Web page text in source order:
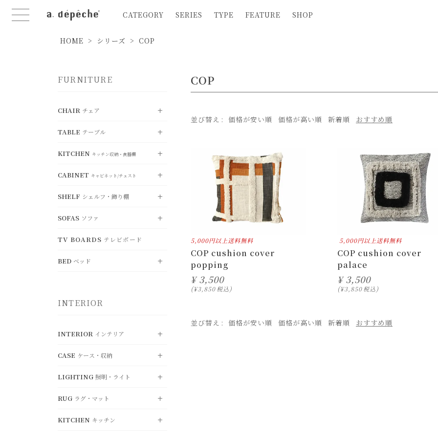
CATEGORY SERIES TYPE FEATURE SHOP
HOME シリーズ COP
FURNITURE
CHAIR チェア
VIEW ALL すべて見る
DINING CHAIR ダイニングチェア
STOOL スツール
COUNTER CHAIR カウンターチェア
FOLDING CHAIR 折り畳みチェア
BENCH ベンチ
OFFICE CHAIR
CHAIR OTTOMAN
TABLE テーブル
VIEW ALL すべて見る
DINING TABLE ダイニングテーブル
LIVING TABLE リビングテーブル
SIDE TABLE
DESK デスク
FOLDING TABLE 折り畳みテーブル
KITCHEN キッチン収納・食器棚
VIEW ALL すべて見る
KITCHEN BOARD キッチンボード
COUNTER BOARD
カウンターボー
CABINET キャビネット/チェスト
VIEW ALL すべて見る
CABINET キャビネット
CHEST チェスト
WARDROBE
SHELF シェルフ・飾り棚
VIEW ALL
SHELF シェルフ
BOXSHELF
UMBRELLASTAND
SOFAS ソファ
VIEW ALL すべて見る
SINGLE SOFA
TRIPLE SOFA
TV BOARDS テレビボード
BED ベッド
SINGLE BED
INTERIOR
INTERIOR インテリア
VIEW ALL すべて見る
CUSHION クッション・カバー
MIRROR ミラー
OBJET ディスプレイ・オブジェ
CASE ケース・収納
VIEW ALL すべて見る
STORAGE 収納ボックス
BASKET バスケット
LIGHTING 照明・ライト
VIEW ALL すべて見る
PENDANT LIGHT
ペンダントライ
RUG ラグ・マット
VIEW ALL すべて見る
KITCHEN キッチン
COP
並び替え 価格が安い順 価格が高い順 新着順 おすすめ順
5,000円以上送料無料
COP cushion cover
popping
¥ 3,500
¥3,850税込
5,000円以上送料無料
COP cushion cover
palace
¥ 3,500
¥3,850税込
並び替え 価格が安い順 価格が高い順 新着順 おすすめ順